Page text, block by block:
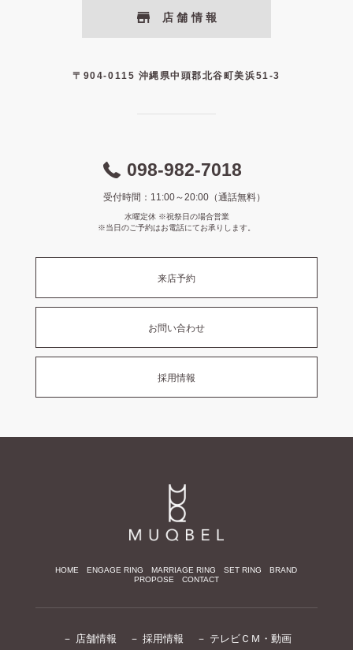
店舗情報
〒904-0115 沖縄県中頭郡北谷町美浜51-3
098-982-7018
受付時間：11:00～20:00（通話無料）
水曜定休 ※祝祭日の場合営業
※当日のご予約はお電話にてお承りします。
来店予約
お問い合わせ
採用情報
HOME ENGAGE RING MARRIAGE RING SET RING
BRAND
PROPOSE
CONTACT
－ 店舗情報 － 採用情報 － テレビＣＭ・動画